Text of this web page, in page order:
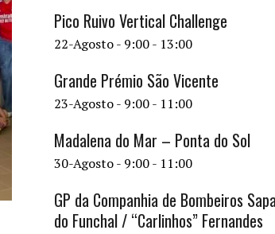
Pico Ruivo Vertical Challenge
22-Agosto - 9:00- 13:00
Grande Prémio São Vicente
23-Agosto - 9:00- 11:00
Madalena do Mar – Ponta do Sol
30-Agosto - 9:00- 11:00
GP da Companhia de Bombeiros
do Funchal / “Carlinhos” Fernandes